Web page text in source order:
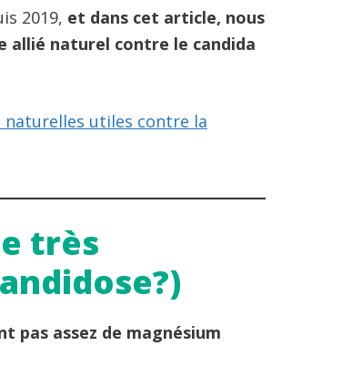
2019, et dans cet article, nous
allié naturel contre le candida
naturelles utiles contre la
très
pas assez de magnésium